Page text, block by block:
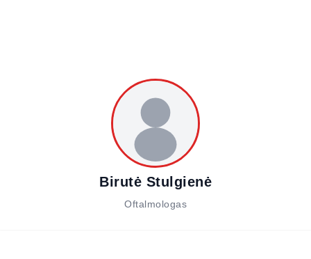
Birutė Stulgienė
Oftalmologas